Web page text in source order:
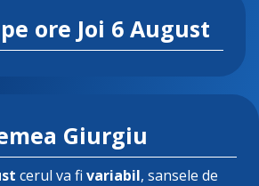
ore Joi 6 August
Giurgiu
cerul va fi variabil, sansele de